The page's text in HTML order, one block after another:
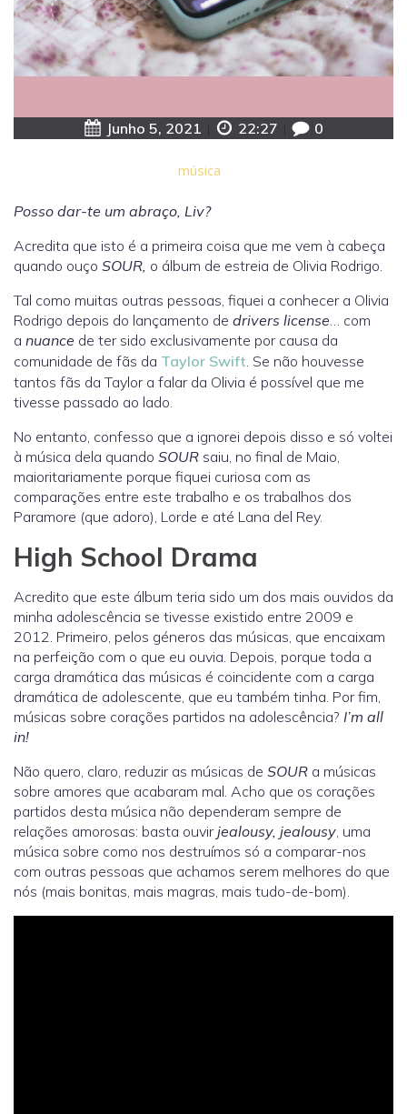
Junho 5, 2021 22:27 0
música
Posso dar-te um abraço, Liv?
Acredita que isto é a primeira coisa que me vem à cabeça
quando ouço SOUR, o álbum de estreia de Olivia Rodrigo.
Tal como muitas outras pessoas, fiquei a conhecer a Olivia
Rodrigo depois do lançamento de drivers license… com
a nuance de ter sido exclusivamente por causa da
comunidade de fãs da Taylor Swift. Se não houvesse
tantos fãs da Taylor a falar da Olivia é possível que me
tivesse passado ao lado.
No entanto, confesso que a ignorei depois disso e só voltei
à música dela quando SOUR saiu, no final de Maio,
maioritariamente porque fiquei curiosa com as
comparações entre este trabalho e os trabalhos dos
Paramore (que adoro), Lorde e até Lana del Rey.
High School Drama
Acredito que este álbum teria sido um dos mais ouvidos da
minha adolescência se tivesse existido entre 2009 e
2012. Primeiro, pelos géneros das músicas, que encaixam
na perfeição com o que eu ouvia. Depois, porque toda a
carga dramática das músicas é coincidente com a carga
dramática de adolescente, que eu também tinha. Por fim,
músicas sobre corações partidos na adolescência? I’m all
in!
Não quero, claro, reduzir as músicas de SOUR a músicas
sobre amores que acabaram mal. Acho que os corações
partidos desta música não dependeram sempre de
relações amorosas: basta ouvirjealousy, jealousy, uma
música sobre como nos destruímos só a comparar-nos
com outras pessoas que achamos serem melhores do que
nós (mais bonitas, mais magras, mais tudo-de-bom).